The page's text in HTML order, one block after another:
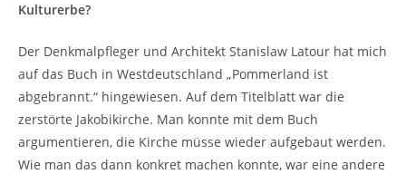
Kulturerbe?
Der Denkmalpfleger und Architekt Stanislaw Latour hat mich
auf das Buch in Westdeutschland „Pommerland ist
abgebrannt.“ hingewiesen. Auf dem Titelblatt war die
zerstörte Jakobikirche. Man konnte mit dem Buch
argumentieren, die Kirche müsse wieder aufgebaut werden.
Wie man das dann konkret machen konnte, war eine andere